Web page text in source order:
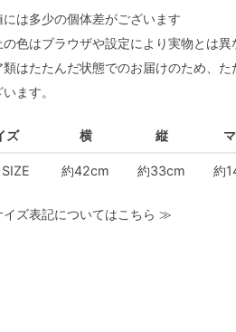
には多少の個体差がございます
の色はブラウザや設定により実物とは異
類はたたんだ状態でのお届けのため、
ます。
ズ 横 縦
約42cm 約33cm 約
ズ表記についてはこちら ≫